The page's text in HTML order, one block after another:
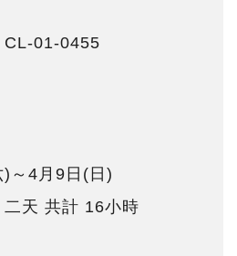
01-0455
4月9日(日)
天 共計 16小時